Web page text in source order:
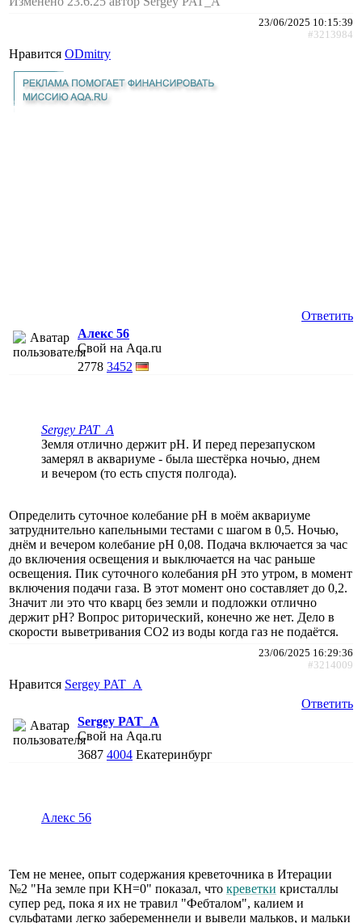
23/06/2025 10:15:39
#3213984
Нравится ODmitry
Ответить
Алекс 56
Свой на Aqa.ru
2778 3452
Sergey PAT_A
Земля отлично держит pH. И перед перезапуском
замерял в аквариуме - была шестёрка ночью, днем
и вечером (то есть спустя полгода).
Определить суточное колебание рН в моём аквариуме
затруднительно капельными тестами с шагом в 0,5. Ночью,
днём и вечером колебание рН 0,08. Подача включается за час
до включения освещения и выключается на час раньше
освещения. Пик суточного колебания рН это утром, в момент
включения подачи газа. В этот момент оно составляет до 0,2.
Значит ли это что кварц без земли и подложки отлично
держит рН? Вопрос риторический, конечно же нет. Дело в
скорости выветривания СО2 из воды когда газ не подаётся.
23/06/2025 16:29:36
#3214009
Нравится Sergey PAT_A
Ответить
Sergey PAT_A
Свой на Aqa.ru
3687 4004 Екатеринбург
Алекс 56
Тем не менее, опыт содержания креветочника в Итерации
№2 "На земле при KH=0" показал, что креветки кристаллы
супер ред, пока я их не травил "Фебталом", калием и
сульфатами легко забеременнели и вывели мальков, и мальки